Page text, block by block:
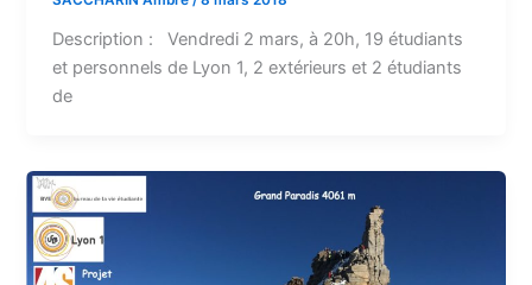
Description : Vendredi 2 mars, à 20h, 19 étudiants
et personnels de Lyon 1, 2 extérieurs et 2 étudiants
de